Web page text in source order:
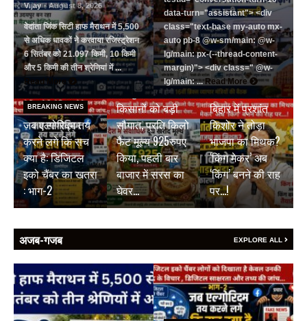
Vijay - August 8, 2026
वेदांता जिंक सिटी हाफ मैराथन में 5,500
से अधिक धावकों ने करवाया रजिस्ट्रेशन
6 सितंबर को 21.097 किमी, 10 किमी
और 5 किमी की तीन श्रेणियां में ...
Read More
data-turn="assistant"> <div
class="text-base my-auto mx-
auto pb-8 @w-sm/main: @w-
lg/main: px-(--thread-content-
margin)"> <div class=" @w-
lg/main: ... Read More
BREAKING NEWS
जब एल्गोरिद्म तय
करने लगे कि सच
क्या है: डिजिटल
इको चैंबर का खतरा
: भाग-2
BREAKING NEWS
जयपुर डेयरी की
किसानों को बड़ी
सौगात, प्रति किलो
फैट मूल्य 925रुपए
किया, पहली बार
बाजार में सरस का
घेवर…
BREAKING NEWS
बिहार में प्रशांत
किशोर ने तोड़ा
भाजपा का मिथक?
‘किंग मेकर’ अब
‘किंग’ बनने की राह
पर…!
अजब-गजब EXPLORE ALL